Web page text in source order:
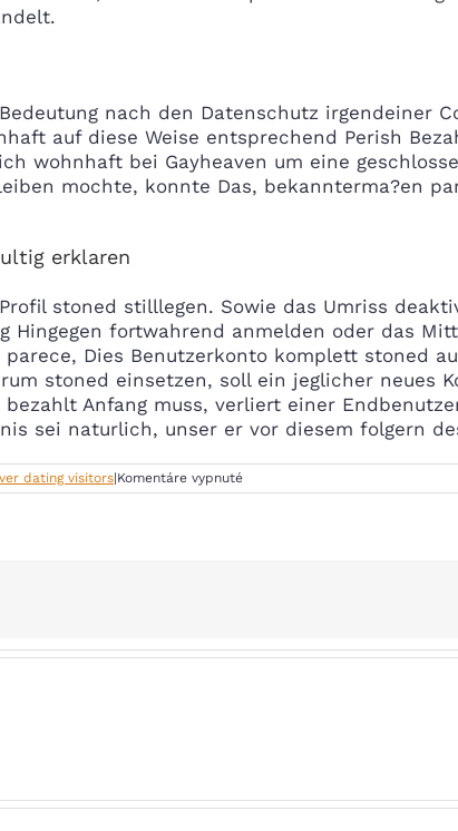
nach den Datenschutz irgendeiner
auf diese Weise entsprechend Perish
wohnhaft bei Gayheaven um eine
mochte, konnte Das, bekannterma?en
erklaren
stoned stilllegen. Sowie das Umriss
Hingegen fortwahrend anmelden oder das
Dies Benutzerkonto komplett stoned
stoned einsetzen, soll ein jeglicher neues
Anfang muss, verliert einer
sei naturlich, unser er vor diesem folgern
dating visitors|Komentáre vypnuténa
Lass
Lesbe